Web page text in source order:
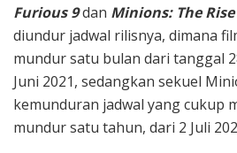
Furious 9dan Minions: The
diundur jadwal rilisnya, dimana
mundur satu bulan dari tanggal
Juni 2021, sedangkan sekuel
kemunduran jadwal yang cukup
mundur satu tahun, dari 2 Juli